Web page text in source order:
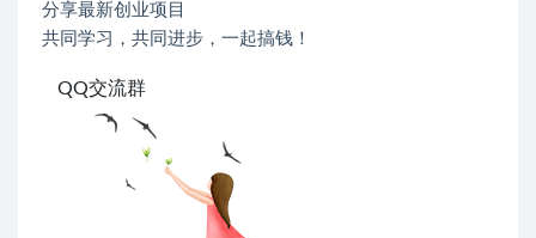
分享最新创业项目
共同学习，共同进步，一起搞钱！
QQ交流群